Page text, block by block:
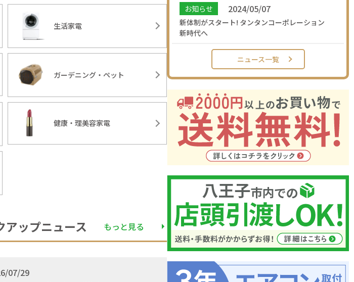
生活家電
ガーデニング・ペット
健康・理美容家電
アップニュース もっと見る
07/29
お知らせ 2024/05/07
新体制がスタート! タンタンコーポレーション
新時代へ
ニュース一覧